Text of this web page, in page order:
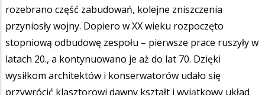
rozebrano część zabudowań, kolejne zniszczenia
przyniosły wojny. Dopiero w XX wieku rozpoczęto
stopniową odbudowę zespołu – pierwsze prace ruszyły w
latach 20., a kontynuowano je aż do lat 70. Dzięki
wysiłkom architektów i konserwatorów udało się
przywrócić klasztorowi dawny kształt i wyjątkowy układ